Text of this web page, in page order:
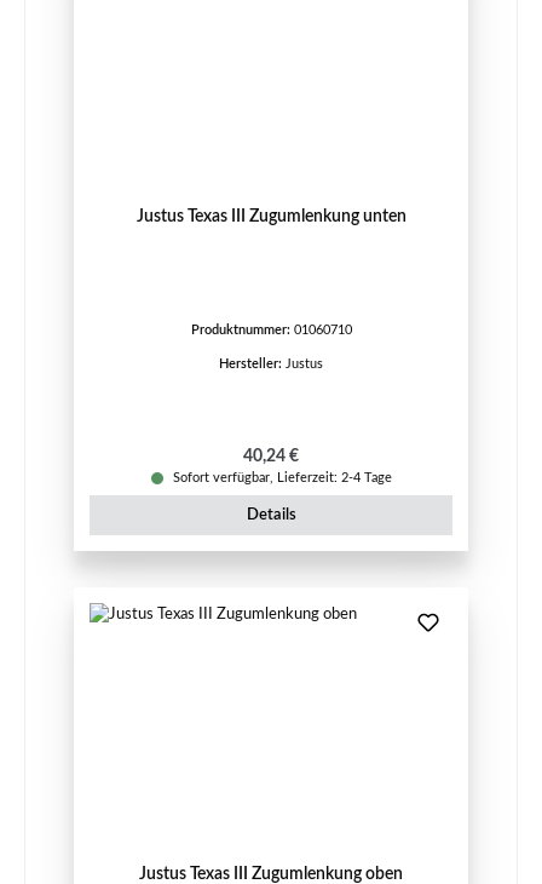
Justus Texas III Zugumlenkung unten
Produktnummer: 01060710
Hersteller: Justus
Regulärer Preis:
40,24 €
Sofort verfügbar, Lieferzeit: 2-4 Tage
Details
Justus Texas III Zugumlenkung oben